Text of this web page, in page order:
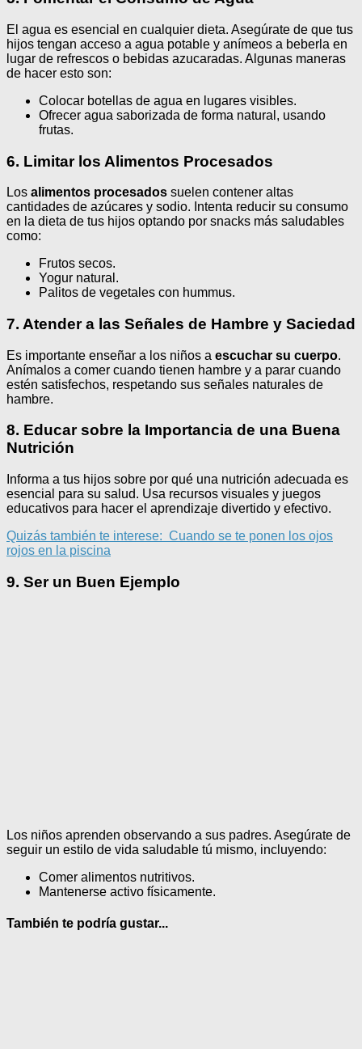
El agua es esencial en cualquier dieta. Asegúrate de que tus
hijos tengan acceso a agua potable y anímeos a beberla en
lugar de refrescos o bebidas azucaradas. Algunas maneras
de hacer esto son:
Colocar botellas de agua en lugares visibles.
Ofrecer agua saborizada de forma natural, usando
frutas.
6. Limitar los Alimentos Procesados
Los alimentos procesados suelen contener altas
cantidades de azúcares y sodio. Intenta reducir su consumo
en la dieta de tus hijos optando por snacks más saludables
como:
Frutos secos.
Yogur natural.
Palitos de vegetales con hummus.
7. Atender a las Señales de Hambre y Saciedad
Es importante enseñar a los niños a escuchar su cuerpo.
Anímalos a comer cuando tienen hambre y a parar cuando
estén satisfechos, respetando sus señales naturales de
hambre.
8. Educar sobre la Importancia de una Buena
Nutrición
Informa a tus hijos sobre por qué una nutrición adecuada es
esencial para su salud. Usa recursos visuales y juegos
educativos para hacer el aprendizaje divertido y efectivo.
Quizás también te interese: Cuando se te ponen los ojos
rojos en la piscina
9. Ser un Buen Ejemplo
Los niños aprenden observando a sus padres. Asegúrate de
seguir un estilo de vida saludable tú mismo, incluyendo:
Comer alimentos nutritivos.
Mantenerse activo físicamente.
También te podría gustar...